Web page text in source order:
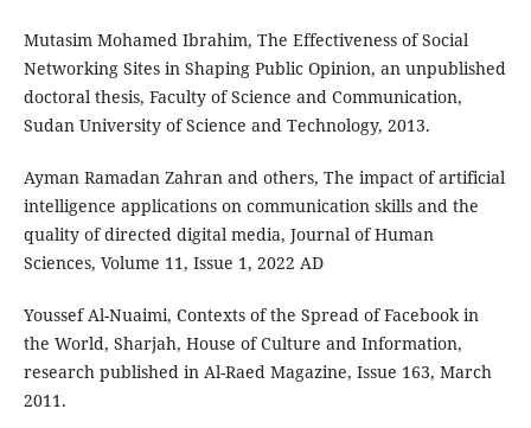
Mutasim Mohamed Ibrahim, The Effectiveness of Social
Networking Sites in Shaping Public Opinion, an unpublished
doctoral thesis, Faculty of Science and Communication,
Sudan University of Science and Technology, 2013.
Ayman Ramadan Zahran and others, The impact of artificial
intelligence applications on communication skills and the
quality of directed digital media, Journal of Human
Sciences, Volume 11, Issue 1, 2022 AD
Youssef Al-Nuaimi, Contexts of the Spread of Facebook in
the World, Sharjah, House of Culture and Information,
research published in Al-Raed Magazine, Issue 163, March
2011.